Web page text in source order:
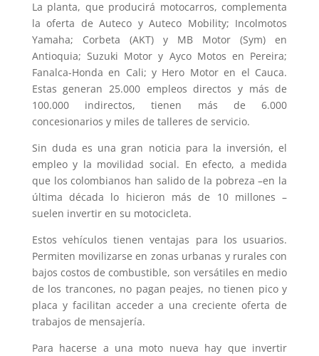
La planta, que producirá motocarros, complementa
la oferta de Auteco y Auteco Mobility; Incolmotos
Yamaha; Corbeta (AKT) y MB Motor (Sym) en
Antioquia; Suzuki Motor y Ayco Motos en Pereira;
Fanalca-Honda en Cali; y Hero Motor en el Cauca.
Estas generan 25.000 empleos directos y más de
100.000 indirectos, tienen más de 6.000
concesionarios y miles de talleres de servicio.
Sin duda es una gran noticia para la inversión, el
empleo y la movilidad social. En efecto, a medida
que los colombianos han salido de la pobreza –en la
última década lo hicieron más de 10 millones –
suelen invertir en su motocicleta.
Estos vehículos tienen ventajas para los usuarios.
Permiten movilizarse en zonas urbanas y rurales con
bajos costos de combustible, son versátiles en medio
de los trancones, no pagan peajes, no tienen pico y
placa y facilitan acceder a una creciente oferta de
trabajos de mensajería.
Para hacerse a una moto nueva hay que invertir